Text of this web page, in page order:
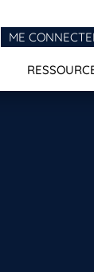
ME